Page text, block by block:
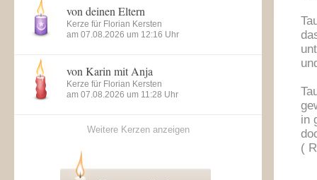
in
(
von deinen Eltern
Kerze für Florian Kersten
am 07.08.2026 um 12:16 Uhr
von Karin mit Anja
Kerze für Florian Kersten
am 07.08.2026 um 11:28 Uhr
Weitere Kerzen anzeigen